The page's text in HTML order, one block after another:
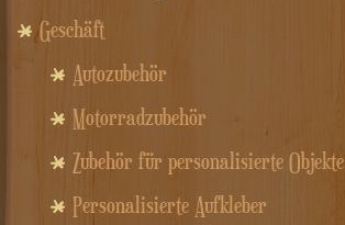
Geschäft
Autozubehör
Motorradzubehör
Zubehör für personalisierte Objekte
Personalisierte Aufkleber